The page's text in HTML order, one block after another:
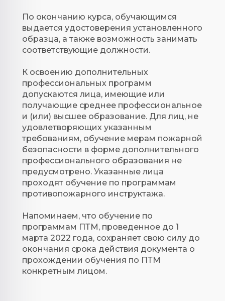
По окончанию курса, обучающимся
выдается удостоверения установленного
образца, а также возможность занимать
соответствующие должности.
К освоению дополнительных
профессиональных программ
допускаются лица, имеющие или
получающие среднее профессиональное
и (или) высшее образование. Для лиц, не
удовлетворяющих указанным
требованиям, обучение мерам пожарной
безопасности в форме дополнительного
профессионального образования не
предусмотрено. Указанные лица
проходят обучение по программам
противопожарного инструктажа.
Напоминаем, что обучение по
программам ПТМ, проведенное до 1
марта 2022 года, сохраняет свою силу до
окончания срока действия документа о
прохождении обучения по ПТМ
конкретным лицом.